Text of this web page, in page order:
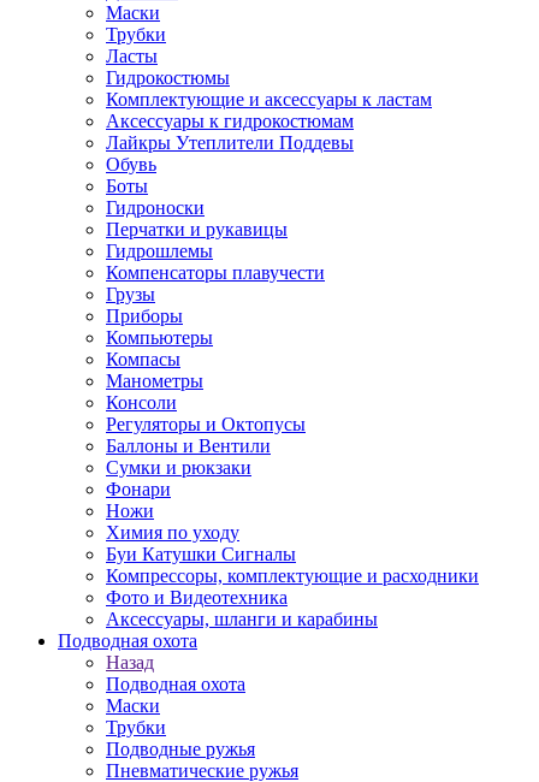
Маски
Трубки
Ласты
Гидрокостюмы
Комплектующие и аксессуары к ластам
Аксессуары к гидрокостюмам
Лайкры Утеплители Поддевы
Обувь
Боты
Гидроноски
Перчатки и рукавицы
Гидрошлемы
Компенсаторы плавучести
Грузы
Приборы
Компьютеры
Компасы
Манометры
Консоли
Регуляторы и Октопусы
Баллоны и Вентили
Сумки и рюкзаки
Фонари
Ножи
Химия по уходу
Буи Катушки Сигналы
Компрессоры, комплектующие и расходники
Фото и Видеотехника
Аксессуары, шланги и карабины
Подводная охота
Назад
Подводная охота
Маски
Трубки
Подводные ружья
Пневматические ружья